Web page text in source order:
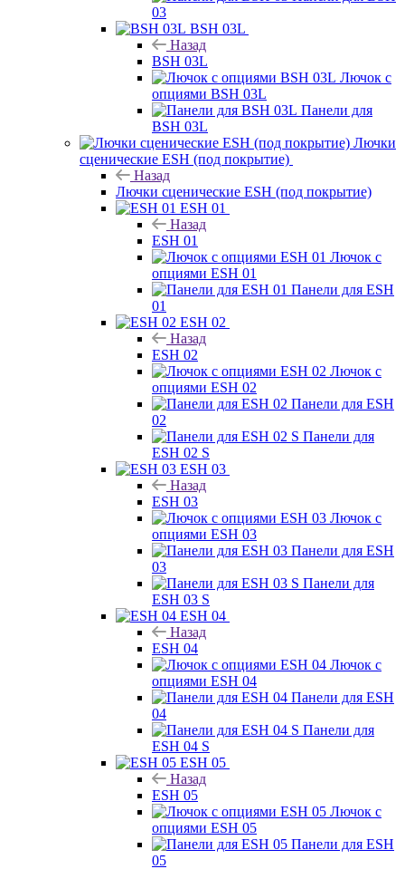
03
BSH 03L
Назад
BSH 03L
Лючок с
опциями BSH 03L
Панели для
BSH 03L
Лючки
сценические ESH (под покрытие)
Назад
Лючки сценические ESH (под покрытие)
ESH 01
Назад
ESH 01
Лючок с
опциями ESH 01
Панели для ESH
01
ESH 02
Назад
ESH 02
Лючок с
опциями ESH 02
Панели для ESH
02
Панели для
ESH 02 S
ESH 03
Назад
ESH 03
Лючок с
опциями ESH 03
Панели для ESH
03
Панели для
ESH 03 S
ESH 04
Назад
ESH 04
Лючок с
опциями ESH 04
Панели для ESH
04
Панели для
ESH 04 S
ESH 05
Назад
ESH 05
Лючок с
опциями ESH 05
Панели для ESH
05